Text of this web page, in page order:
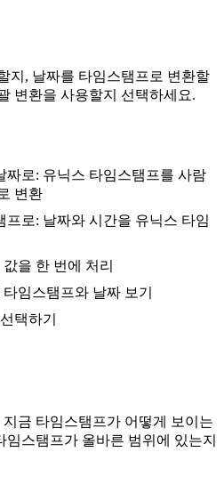
지, 날짜를 타임스탬프로 변환할
변환을 사용할지 선택하세요.
짜로: 유닉스 타임스탬프를 사람
변환
프로: 날짜와 시간을 유닉스 타임
을 한 번에 처리
임스탬프와 날짜 보기
택하기
금 타임스탬프가 어떻게 보이는
스탬프가 올바른 범위에 있는지